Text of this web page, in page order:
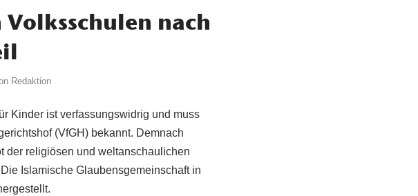
nach
Redaktion
Kinder ist verfassungswidrig und muss
(VfGH) bekannt. Demnach
der religiösen und weltanschaulichen
Islamische Glaubensgemeinschaft in